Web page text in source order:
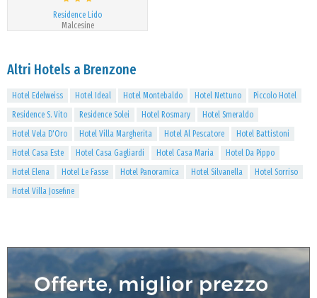
Residence Lido
Malcesine
Altri Hotels a Brenzone
Hotel Edelweiss Hotel Ideal Hotel Montebaldo Hotel Nettuno
Piccolo Hotel
Residence S. Vito
Residence Solei Hotel Rosmary
Hotel Smeraldo
Hotel Vela D'Oro
Hotel Villa Margherita Hotel Al Pescatore
Hotel Battistoni
Hotel Casa Este
Hotel Casa Gagliardi Hotel Casa Maria
Hotel Da Pippo
Hotel Elena
Hotel Le Fasse Hotel Panoramica Hotel Silvanella
Hotel Sorriso
Hotel Villa Josefine